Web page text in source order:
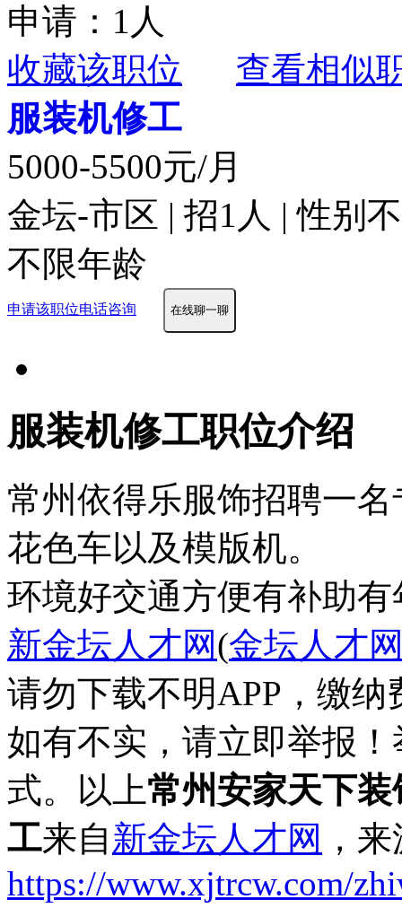
申请：1人
收藏该职位
查看相似
服装机修工
5000-5500元/月
金坛-市区 | 招1人 | 性别
不限年龄
申请该职位电话咨询 在线聊一聊
服装机修工职位介绍
常州依得乐服饰招聘一
花色车以及模版机。
环境好交通方便有补助有
新金坛人才网(金坛人才
请勿下载不明APP，缴
如有不实，请立即举报
式。以上常州安家天下
工来自新金坛人才网 ，
https://www.xjtrcw.com/